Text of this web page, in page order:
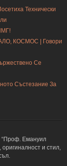
Технически
КОСМОС | Говори
Се
Състезание За
Емануил
оригиналност и стил,